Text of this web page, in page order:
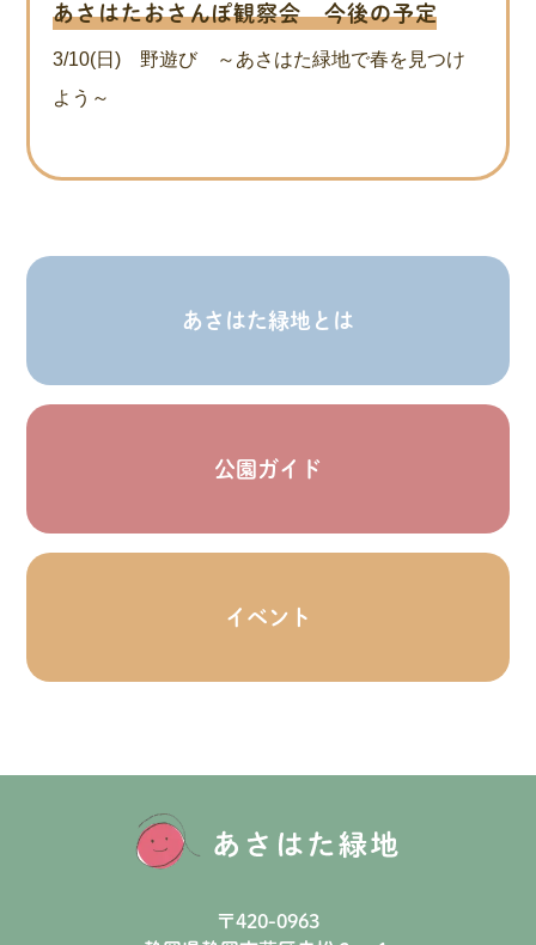
あさはたおさんぽ観察会 今後の予定
3/10(日) 野遊び ～あさはた緑地で春を見つけ
よう～
あさはた緑地とは
公園ガイド
イベント
〒420-0963